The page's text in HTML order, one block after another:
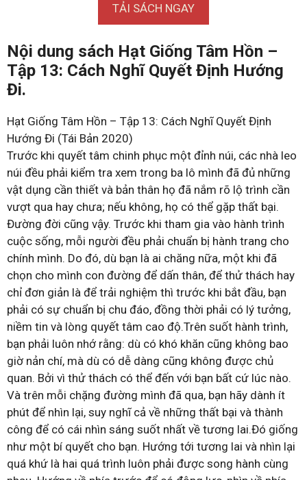
TẢI SÁCH NGAY
Nội dung sách Hạt Giống Tâm Hồn –
Tập 13: Cách Nghĩ Quyết Định Hướng
Đi.
Hạt Giống Tâm Hồn – Tập 13: Cách Nghĩ Quyết Định
Hướng Đi (Tái Bản 2020)
Trước khi quyết tâm chinh phục một đỉnh núi, các nhà leo
núi đều phải kiểm tra xem trong ba lô mình đã đủ những
vật dụng cần thiết và bản thân họ đã nắm rõ lộ trình cần
vượt qua hay chưa; nếu không, họ có thể gặp thất bại.
Đường đời cũng vậy. Trước khi tham gia vào hành trình
cuộc sống, mỗi người đều phải chuẩn bị hành trang cho
chính mình. Do đó, dù bạn là ai chăng nữa, một khi đã
chọn cho mình con đường để dấn thân, để thử thách hay
chỉ đơn giản là để trải nghiệm thì trước khi bắt đầu, bạn
phải có sự chuẩn bị chu đáo, đồng thời phải có lý tưởng,
niềm tin và lòng quyết tâm cao độ.Trên suốt hành trình,
bạn phải luôn nhớ rằng: dù có khó khăn cũng không bao
giờ nản chí, mà dù có dễ dàng cũng không được chủ
quan. Bởi vì thử thách có thể đến với bạn bất cứ lúc nào.
Và trên mỗi chặng đường mình đã qua, bạn hãy dành ít
phút để nhìn lại, suy nghĩ cả về những thất bại và thành
công để có cái nhìn sáng suốt nhất về tương lai.Đó giống
như một bí quyết cho bạn. Hướng tới tương lai và nhìn lại
quá khứ là hai quá trình luôn phải được song hành cùng